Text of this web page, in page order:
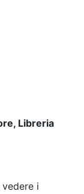
Libreria
i